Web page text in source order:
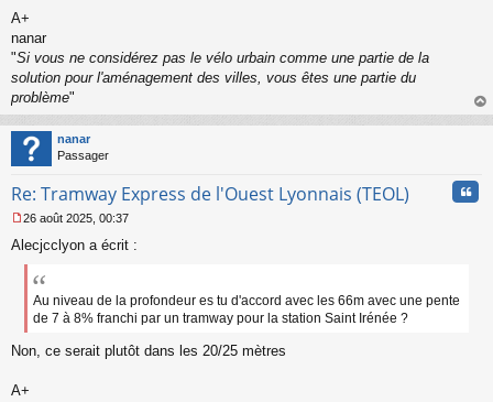
A+
nanar
"Si vous ne considérez pas le vélo urbain comme une partie de la
solution pour l'aménagement des villes, vous êtes une partie du
problème"
au
nanar
Passager
Re: Tramway Express de l'Ouest Lyonnais (TEOL)
e
s
n
l
26 août 2025, 00:37
Alecjcclyon a écrit :
Au niveau de la profondeur es tu d'accord avec les 66m avec une pente
de 7 à 8% franchi par un tramway pour la station Saint Irénée ?
Non, ce serait plutôt dans les 20/25 mètres
A+